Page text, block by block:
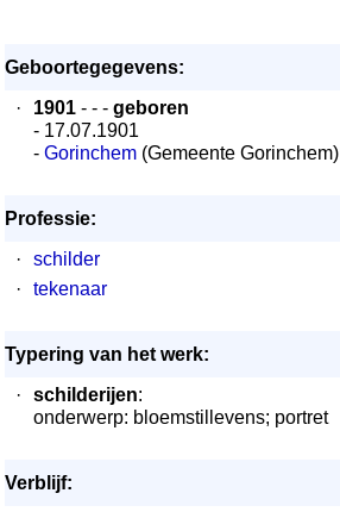
Geboortegegevens:
·
1901 - - - geboren
- 17.07.1901
- Gorinchem (Gemeente Gorinchem)
Professie:
·
schilder
·
tekenaar
Typering van het werk:
·
schilderijen:
onderwerp: bloemstillevens; portret
Verblijf: